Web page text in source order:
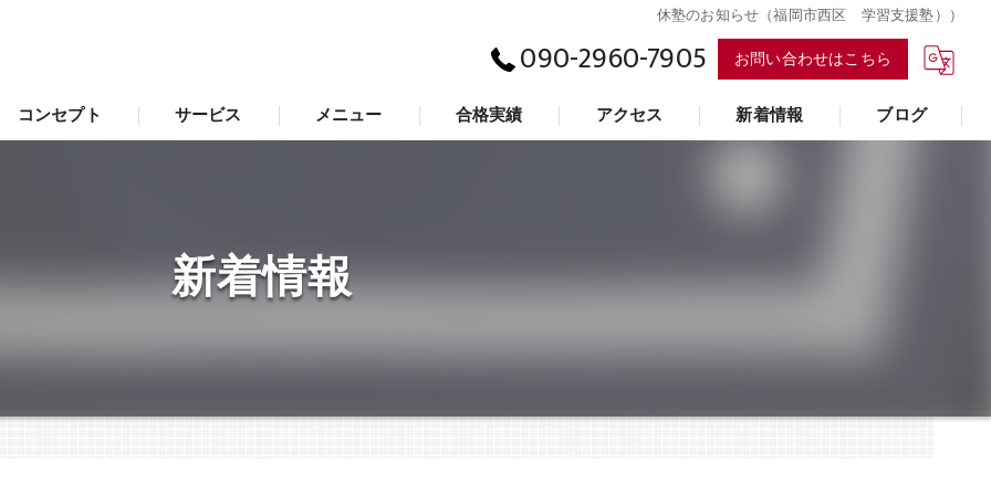
休塾のお知らせ（福岡市西区 学習支援塾））
090-2960-7905 お問い合わせはこちら
コンセプト
福岡市西区の塾･学習支援塾「羅針盤」のお客様の声
サービス メニュー 合格実績 アクセス 新着情報 ブログ
新着情報